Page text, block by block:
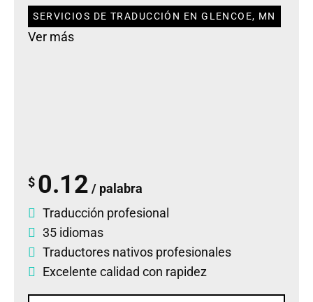
SERVICIOS DE TRADUCCIÓN EN GLENCOE, MN
Ver más
$ 0.12 / palabra
Traducción profesional
35 idiomas
Traductores nativos profesionales
Excelente calidad con rapidez